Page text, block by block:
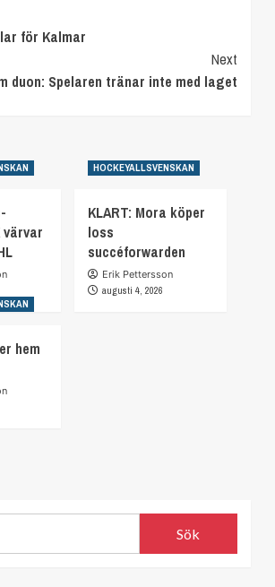
för Kalmar
Next
duon: Spelaren tränar inte med laget
värvar
HOCKEYALLSVENSKAN
KLART: Mora köper
loss
succéforwarden
Erik Pettersson
augusti 4, 2026
hem
Sök